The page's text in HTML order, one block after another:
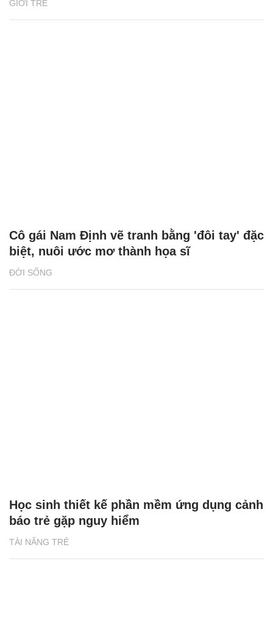
GIỚI TRẺ
ĐỜI SỐNG
Cô gái Nam Định vẽ tranh bằng 'đôi tay' đặc
biệt, nuôi ước mơ thành họa sĩ
TÀI NĂNG TRẺ
Học sinh thiết kế phần mềm ứng dụng cảnh
báo trẻ gặp nguy hiểm